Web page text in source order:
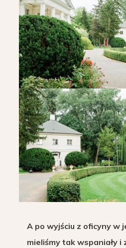
A po wyjściu z oficyny w
mieliśmy tak wspaniały i